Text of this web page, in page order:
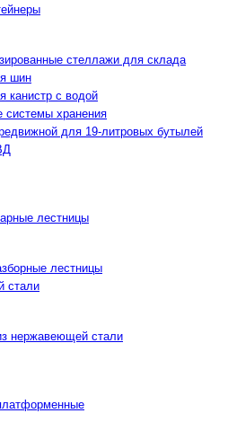
стеллажи для склада
шин
канистр с водой
хранения
для 19-литровых бутылей
лестницы
лестницы
стали
нержавеющей стали